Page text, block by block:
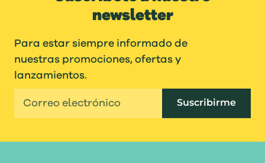
newsletter
Para estar siempre informado de
nuestras promociones, ofertas y
lanzamientos.
Suscribirme